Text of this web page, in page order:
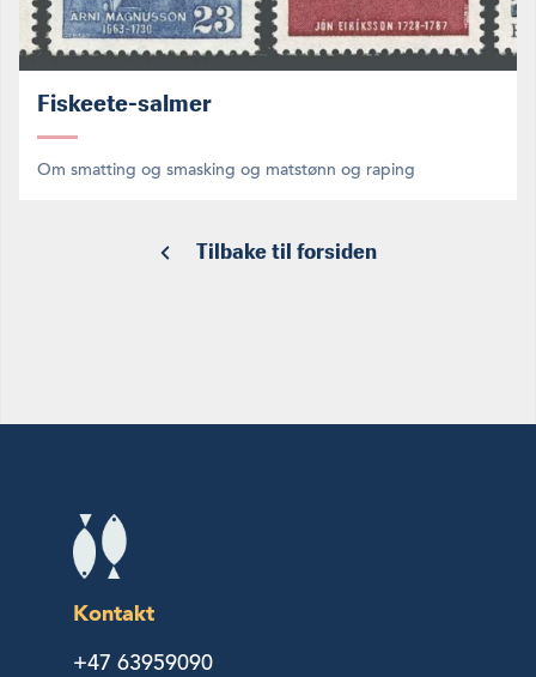
Fiskeete-salmer
Om smatting og smasking og matstønn og raping
Tilbake til forsiden
Kontakt
+47 63959090